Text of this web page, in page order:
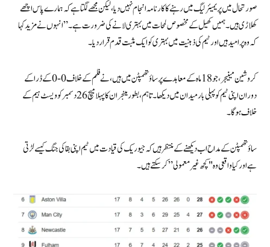
صورتحال میں پریمیئر لیگ میں رہنے کا کارنامہ انجام نہیں دیا، لیکن مجھے لگتا ہے کہ ہمارے پاس اچھے
کھلاڑی ہیں۔ ہمیں کھیل کے مخصوص لمحات میں بہتری لانے کی ضرورت ہے۔” انہوں نے مزید کہا
کہ وہ پرامید ہیں اور ٹیم کی ذہنیت میں بہتری کو ایک مثبت قدم قرار دیا۔
کروشین مینیجر، جو 18 ماہ کے معاہدے پر ساؤتھمپٹن میں ہیں، نے فلہم کے خلاف 0-0 کے ڈرا کے
دوران اپنی ٹیم کو پہلی بار میدان میں دیکھا۔ تاہم، بطور مینجر ان کا پہلا میچ 26 دسمبر کو ویسٹ ہیم کے
خلاف ہوگا۔
ساؤتھمپٹن کے مداح اب دیکھنے کے منتظر ہیں کہ جیوریک کی قیادت میں ٹیم اپنی بقا کی جنگ کیسے لڑتی
ہے اور کیا واقعی وہ "کچھ غیر معمولی” کر سکتے ہیں۔